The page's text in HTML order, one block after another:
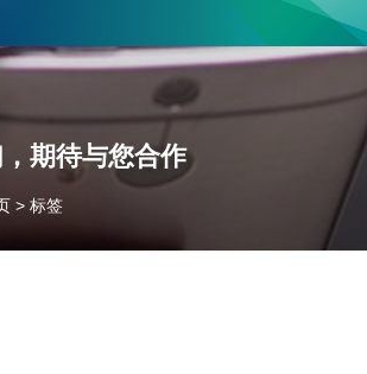
限公司
联系电话：13596606715 13404342982
期待与您合作
> 标签